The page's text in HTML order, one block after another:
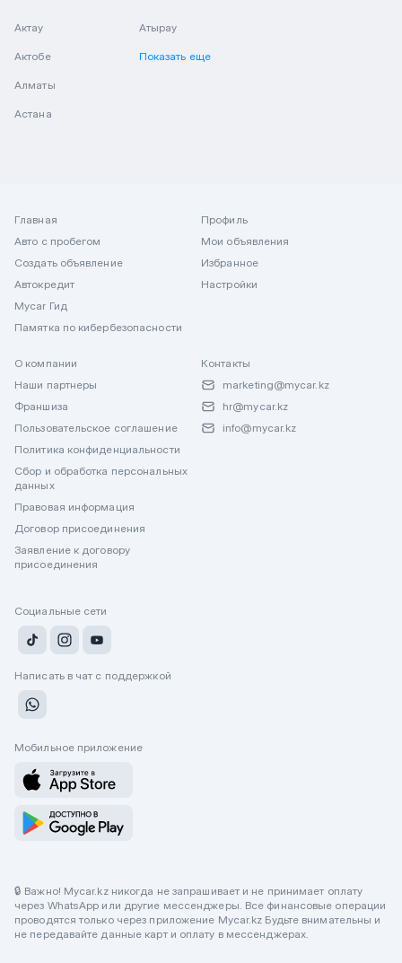
Актау
Актобе
Алматы
Астана
Атырау
Показать еще
Главная
Авто с пробегом
Создать объявление
Автокредит
Mycar Гид
Памятка по кибербезопасности
Профиль
Мои объявления
Избранное
Настройки
О компании
Наши партнеры
Франшиза
Пользовательское соглашение
Политика конфиденциальности
Сбор и обработка персональных
данных
Правовая информация
Договор присоединения
Заявление к договору
присоединения
Контакты
marketing@mycar.kz
hr@mycar.kz
info@mycar.kz
Социальные сети
Написать в чат с поддержкой
Мобильное приложение
🔒 Важно! Mycar.kz никогда не запрашивает и не принимает оплату
через WhatsApp или другие мессенджеры. Все финансовые операции
проводятся только через приложение Mycar.kz Будьте внимательны и
не передавайте данные карт и оплату в мессенджерах.